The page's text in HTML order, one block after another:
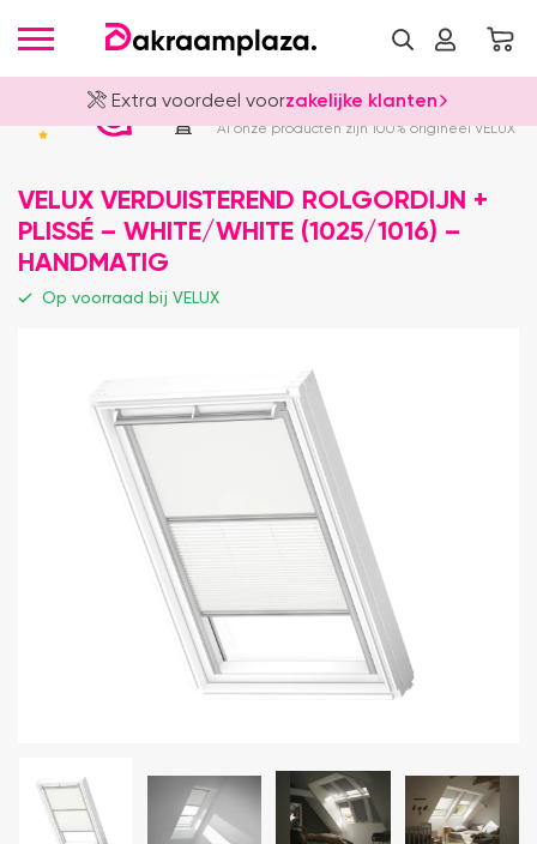
Extra voordeel voorzakelijke klanten
Officieel VELUX Dealer
Al onze producten zijn 100% origineel VELUX
VELUX VERDUISTEREND ROLGORDIJN +
PLISSÉ – WHITE/WHITE (1025/1016) –
HANDMATIG
Op voorraad bij VELUX